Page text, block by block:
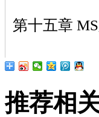
第十五章
推荐相